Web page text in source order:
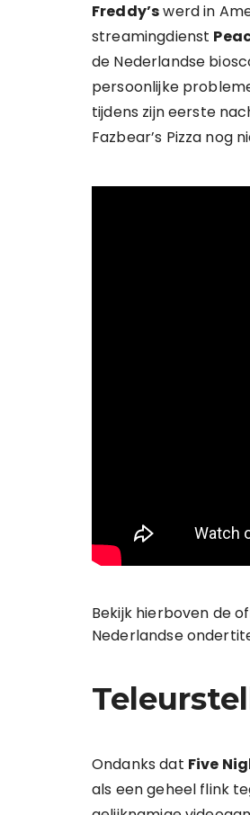
Freddy’swerd in
streamingdienst
de Nederlandse
persoonlijke
tijdens zijn eerste
Fazbear’s Pizza nog
Bekijk hierboven de
Nederlandse
Ondanks dat Five
als een geheel flink